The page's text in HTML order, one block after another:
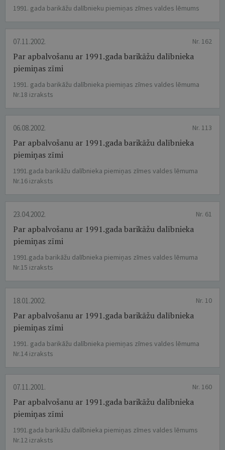
1991. gada barikāžu dalībnieku piemiņas zīmes valdes lēmums
07.11.2002. Nr. 162
Par apbalvošanu ar 1991.gada barikāžu dalībnieka
piemiņas zīmi
1991. gada barikāžu dalībnieka piemiņas zīmes valdes lēmuma
Nr.18 izraksts
06.08.2002. Nr. 113
Par apbalvošanu ar 1991.gada barikāžu dalībnieka
piemiņas zīmi
1991.gada barikāžu dalībnieka piemiņas zīmes valdes lēmuma
Nr.16 izraksts
23.04.2002. Nr. 61
Par apbalvošanu ar 1991.gada barikāžu dalībnieka
piemiņas zīmi
1991.gada barikāžu dalībnieka piemiņas zīmes valdes lēmuma
Nr.15 izraksts
18.01.2002. Nr. 10
Par apbalvošanu ar 1991.gada barikāžu dalībnieka
piemiņas zīmi
1991. gada barikāžu dalībnieka piemiņas zīmes valdes lēmuma
Nr.14 izraksts
07.11.2001. Nr. 160
Par apbalvošanu ar 1991.gada barikāžu dalībnieka
piemiņas zīmi
1991.gada barikāžu dalībnieka piemiņas zīmes valdes lēmums
Nr.12 izraksts